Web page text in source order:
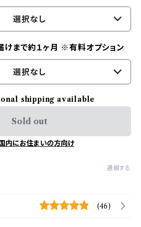
選択なし
まで約１ヶ月 ※有料オプション
選択なし
shipping available
Sold out
内にお住まいの方向け
通報する
(46)